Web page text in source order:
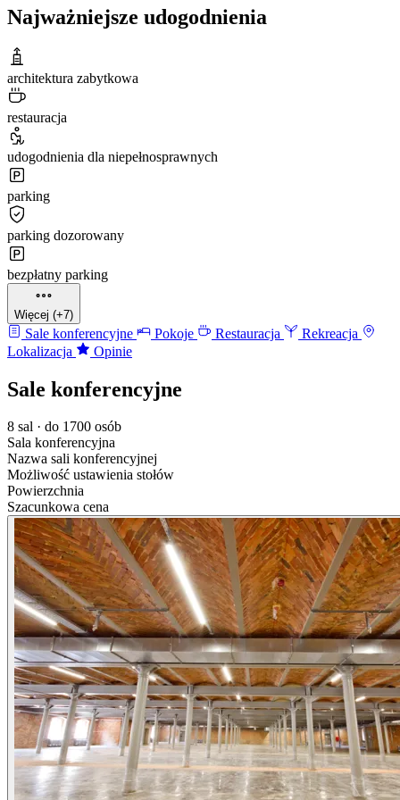
Najważniejsze udogodnienia
architektura zabytkowa
restauracja
udogodnienia dla niepełnosprawnych
parking
parking dozorowany
bezpłatny parking
Więcej (+7)
Sale konferencyjne Pokoje Restauracja
Rekreacja
Lokalizacja
Opinie
Sale konferencyjne
8 sal · do 1700 osób
Sala konferencyjna
Nazwa sali konferencyjnej
Możliwość ustawienia stołów
Powierzchnia
Szacunkowa cena